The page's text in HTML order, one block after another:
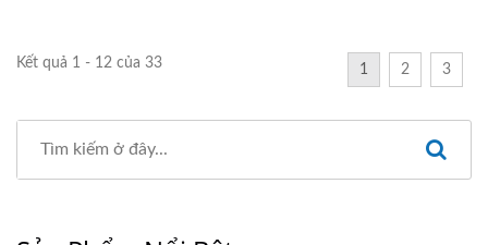
Kết quả 1 - 12 của 33 1 2 3